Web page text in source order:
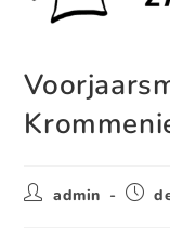
admin